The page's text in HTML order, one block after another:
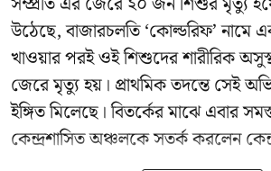
উঠেছে, বাজারচলতি ‘কোল্ডরিফ’ নামে
খাওয়ার পরই ওই শিশুদের শারীরিক
জেরে মৃত্যু হয়। প্রাথমিক তদন্তে সেই
ইঙ্গিত মিলেছে। বিতর্কের মাঝে এবার
কেন্দ্রশাসিত অঞ্চলকে সতর্ক করলেন